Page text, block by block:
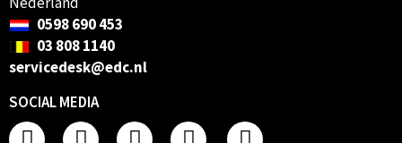
0598 690 453
03 808 1140
servicedesk@edc.nl
SOCIAL MEDIA